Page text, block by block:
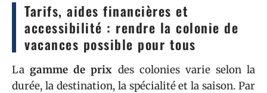
Tarifs, aides financières et
accessibilité : rendre la colonie de
vacances possible pour tous
Lagamme de prix des colonies varie selon la
durée, la destination, la spécialité et la saison. Par